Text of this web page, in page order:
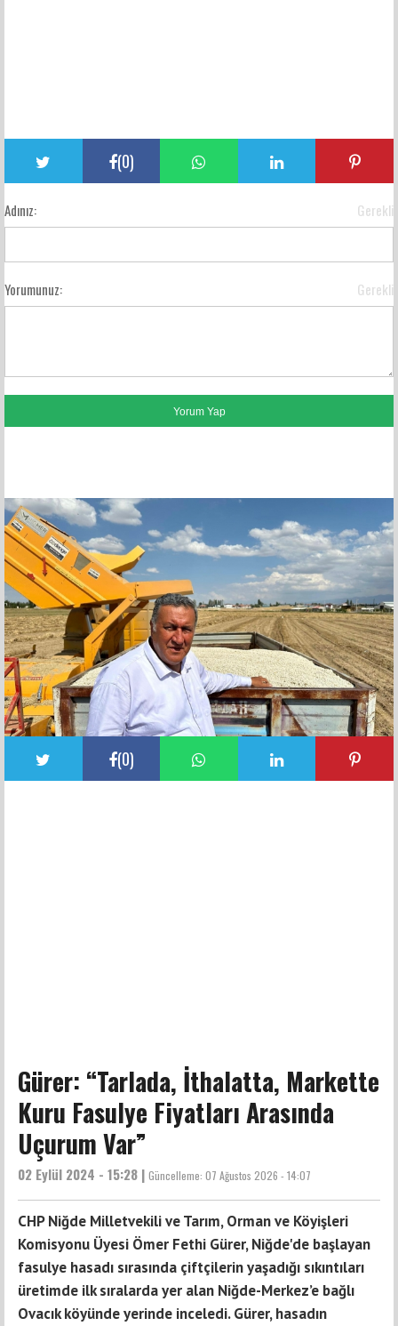
(0)
Adınız: Gerekli
Yorumunuz: Gerekli
(0)
Gürer: “Tarlada, İthalatta, Markette
Kuru Fasulye Fiyatları Arasında
Uçurum Var”
02 Eylül 2024 - 15:28 | Güncelleme: 07 Ağustos 2026 - 14:07
CHP Niğde Milletvekili ve Tarım, Orman ve Köyişleri
Komisyonu Üyesi Ömer Fethi Gürer, Niğde'de başlayan
fasulye hasadı sırasında çiftçilerin yaşadığı sıkıntıları
üretimde ilk sıralarda yer alan Niğde-Merkez’e bağlı
Ovacık köyünde yerinde inceledi. Gürer, hasadın